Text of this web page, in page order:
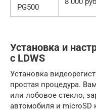
PG500
Установка и
с LDWS
Установка
простая процедура.
или лобовое стекло,
автомобиля и microSD